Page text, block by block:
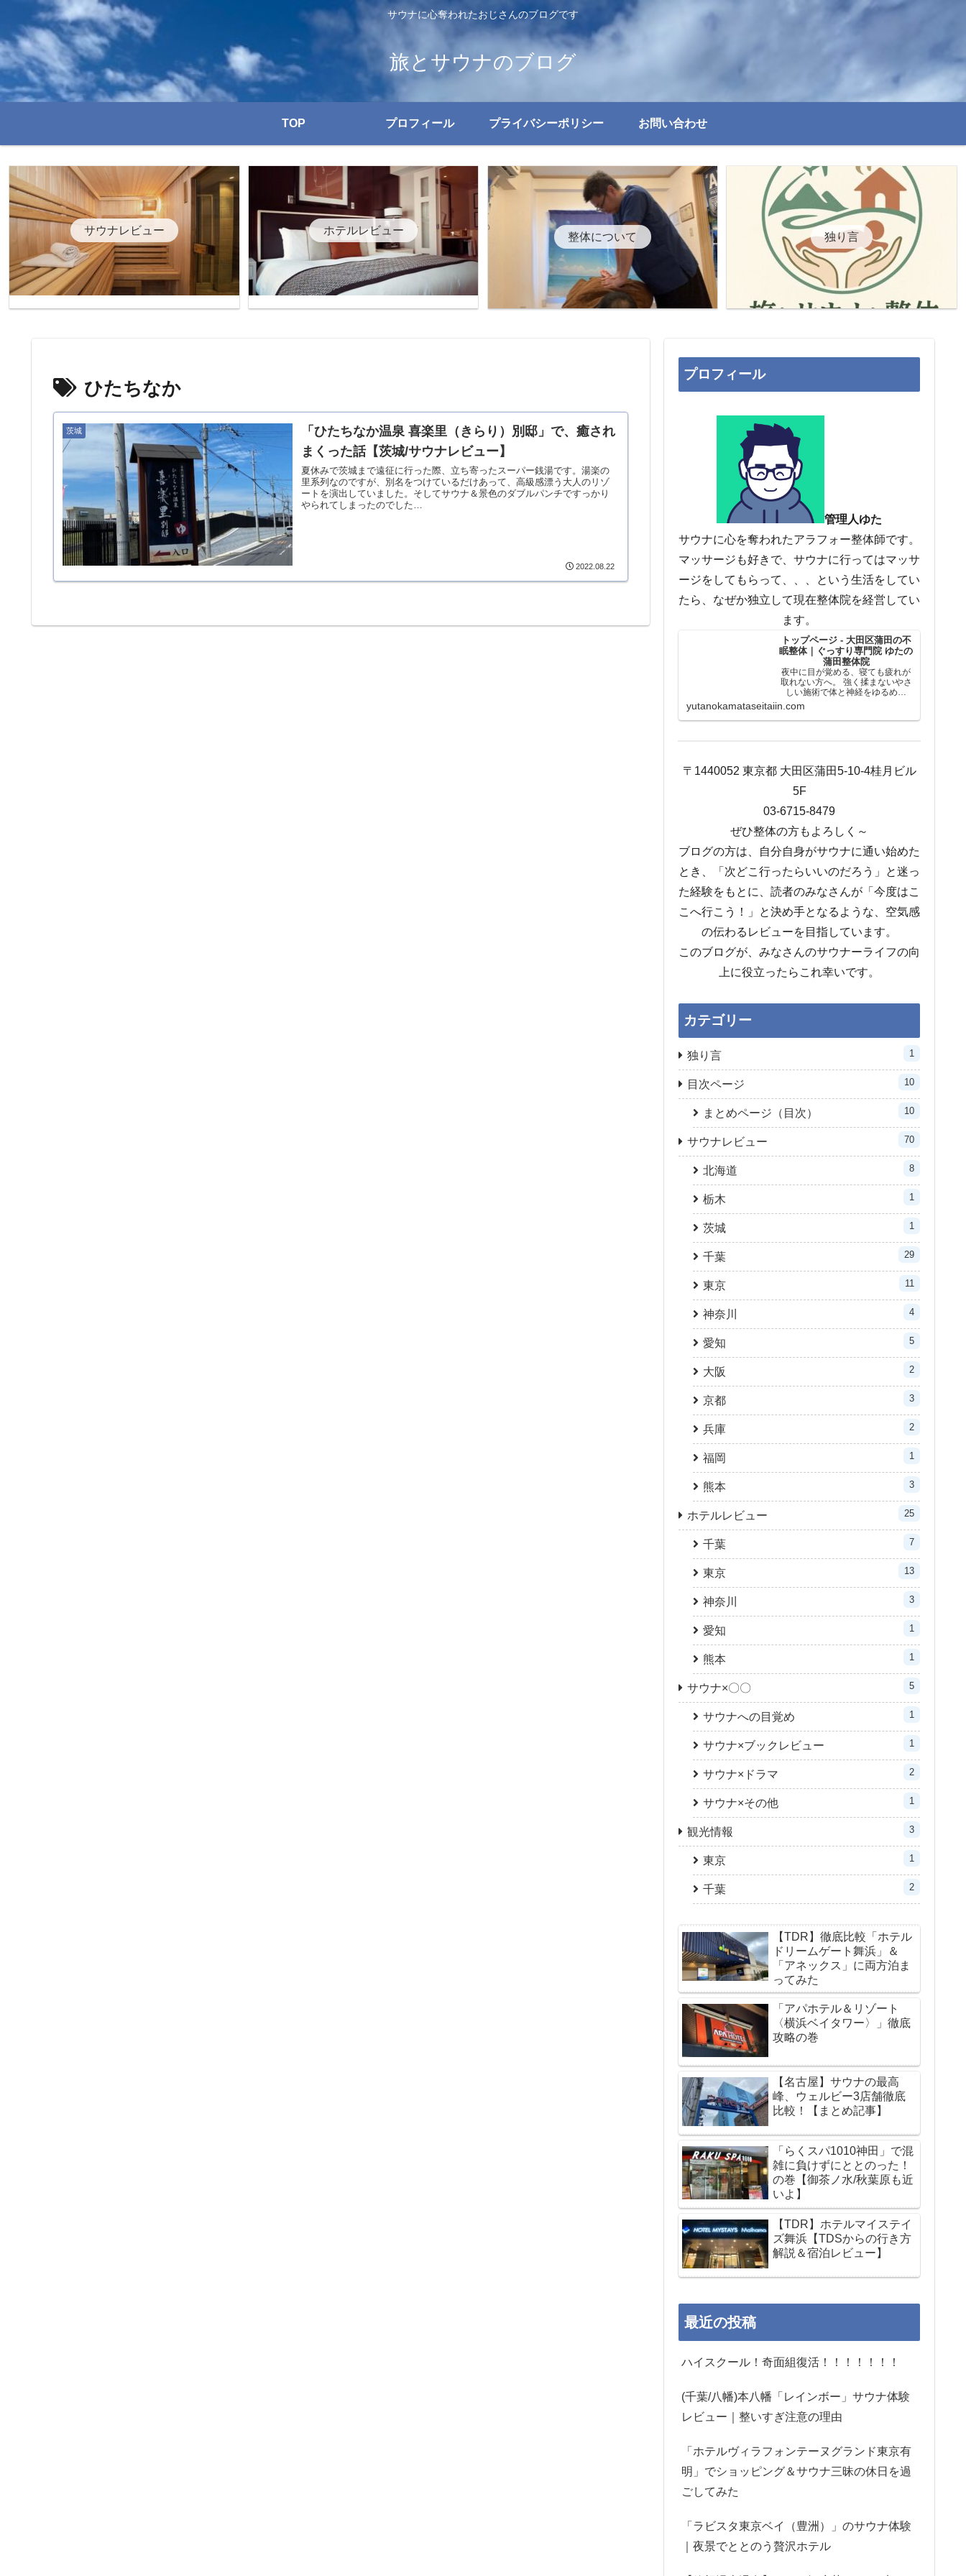
サウナに心奪われたおじさんのブログです
旅とサウナのブログ
TOP プロフィール プライバシーポリシー お問い合わせ
サウナレビュー ホテルレビュー 整体について 独り言
ひたちなか
茨城
「ひたちなか温泉 喜楽里（きらり）別邸」で、癒され
まくった話【茨城/サウナレビュー】
夏休みで茨城まで遠征に行った際、立ち寄ったスーパー銭湯です。湯楽の
里系列なのですが、別名をつけているだけあって、高級感漂う大人のリゾ
ートを演出していました。そしてサウナ＆景色のダブルパンチですっかり
やられてしまったのでした…
2022.08.22
プロフィール
管理人ゆた
サウナに心を奪われたアラフォー整体師です。
マッサージも好きで、サウナに行ってはマッサ
ージをしてもらって、、、という生活をしてい
たら、なぜか独立して現在整体院を経営してい
ます。
トップページ - 大田区蒲田の不
眠整体｜ぐっすり専門院 ゆたの
蒲田整体院
夜中に目が覚める、寝ても疲れが
取れない方へ。 強く揉まないやさ
しい施術で体と神経をゆるめ、
し休みたい」それだけで予約して
大丈夫です。蒲田駅徒歩2分。
yutanokamataseitaiin.com
〒1440052 東京都 大田区蒲田5-10-4桂月ビル
5F
03-6715-8479
ぜひ整体の方もよろしく～
ブログの方は、自分自身がサウナに通い始めた
とき、「次どこ行ったらいいのだろう」と迷っ
た経験をもとに、読者のみなさんが「今度はこ
こへ行こう！」と決め手となるような、空気感
の伝わるレビューを目指しています。
このブログが、みなさんのサウナーライフの向
上に役立ったらこれ幸いです。
カテゴリー
独り言 1
目次ページ 10
まとめページ（目次） 10
サウナレビュー 70
北海道 8
栃木 1
茨城 1
千葉 29
東京 11
神奈川 4
愛知 5
大阪 2
京都 3
兵庫 2
福岡 1
熊本 3
ホテルレビュー 25
千葉 7
東京 13
神奈川 3
愛知 1
熊本 1
サウナ×〇〇 5
サウナへの目覚め 1
サウナ×ブックレビュー 1
サウナ×ドラマ 2
サウナ×その他 1
観光情報 3
東京 1
千葉 2
【TDR】徹底比較「ホテル
ドリームゲート舞浜」＆
「アネックス」に両方泊ま
ってみた
「アパホテル＆リゾート
〈横浜ベイタワー〉」徹底
攻略の巻
【名古屋】サウナの最高
峰、ウェルビー3店舗徹底
比較！【まとめ記事】
「らくスパ1010神田」で混
雑に負けずにととのった！
の巻【御茶ノ水/秋葉原も近
いよ】
【TDR】ホテルマイステイ
ズ舞浜【TDSからの行き方
解説＆宿泊レビュー】
最近の投稿
ハイスクール！奇面組復活！！！！！！！
(千葉/八幡)本八幡「レインボー」サウナ体験
レビュー｜整いすぎ注意の理由
「ホテルヴィラフォンテーヌグランド東京有
明」でショッピング＆サウナ三昧の休日を過
ごしてみた
「ラビスタ東京ベイ（豊洲）」のサウナ体験
｜夜景でととのう贅沢ホテル